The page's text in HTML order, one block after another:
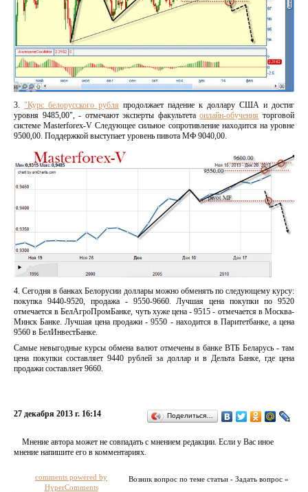
3. "Курс белорусского рубля продолжает падение к доллару США и достиг
уровня 9485,00", - отмечают эксперты факультетаонлайн-обучения торговой
системе Masterforex-V Следующее сильное сопротивление находится на уровне
9500,00. Поддержкой выступает уровень пивота МФ 9040,00.
4. Сегодня в банках Белорусии доллары можно обменять по следующему курсу:
покупка 9440-9520, продажа - 9550-9660. Лучшая цена покупки по 9520
отмечается в БелАгроПромБанке, чуть хуже цена - 9515 - отмечается в Москва-
Минск Банке. Лучшая цена продажи - 9550 - находится в Паритетбанке, а цена
9560 в БелИнвестБанке.
Самые невыгодные курсы обмена валют отмечены в банке ВТБ Беларусь - там
цена покупки составляет 9440 рублей за доллар и в Дельта Банке, где цена
продажи составляет 9660.
27 декабря 2013 г. 16:14 Поделиться…
Мнение автора может не совпадать с мнением редакции. Если у Вас иное
мнение напишите его в комментариях.
Возник вопрос по теме статьи - Задать вопрос »
comments powered by
HyperComments